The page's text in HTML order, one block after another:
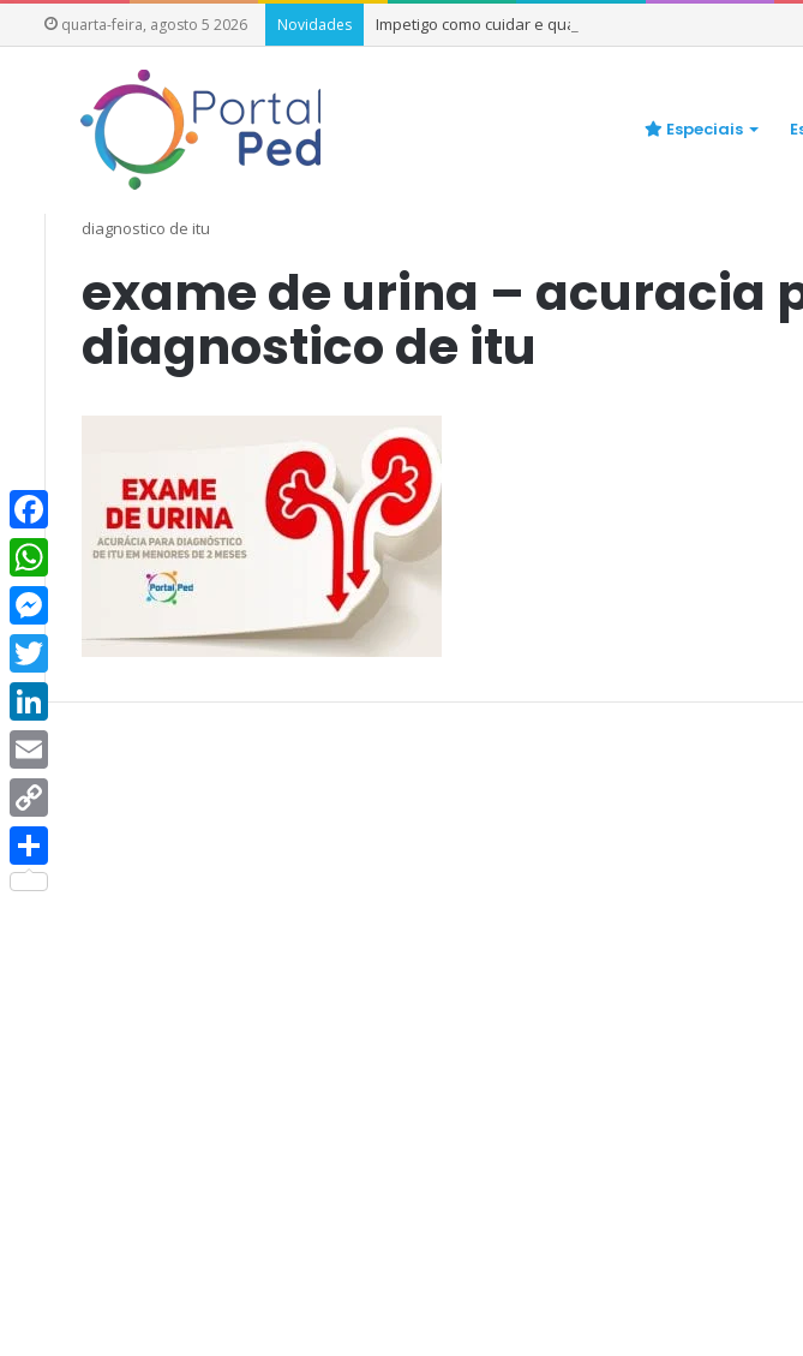
quarta-feira, agosto 5 2026 Novidades Impetigo como cuidar e quando se preocupar
Especiais
diagnostico de itu
exame de urina – acuracia
diagnostico de itu
Facebook
WhatsApp
Messenger
Twitter
LinkedIn
Email
Copy
Link
Share